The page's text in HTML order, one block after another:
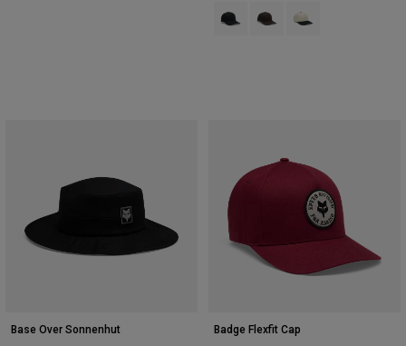
Product swatch type of Schwarz.
Product swatch type of
Product swatch
Base Over Sonnenhut Badge Flexfit Cap